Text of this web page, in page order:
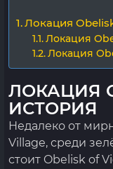
Локация
Локация
Локация
ЛОКАЦИЯ
ИСТОРИЯ
Недалеко от
Village, среди
стоит Obelisk of